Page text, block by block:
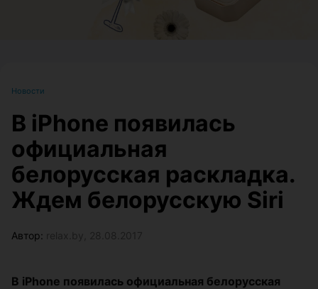
Новости
В iPhone появилась
официальная
белорусская раскладка.
Ждем белорусскую Siri
Автор:
В iPhone появилась официальная белорусская